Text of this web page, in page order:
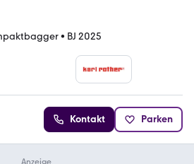
• BJ 2025
Kontakt Parken